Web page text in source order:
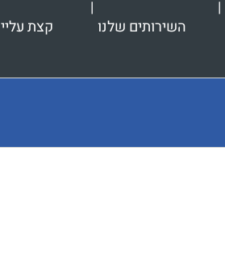
השירותים שלנו קצת עליי